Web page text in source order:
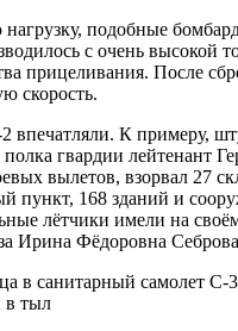
подобные
с очень высокой
прицеливания. После
скорость.
впечатляли. К примеру,
гвардии лейтенант
вылетов, взорвал 27
пункт, 168 зданий и
лётчики имели на
Ирина Фёдоровна